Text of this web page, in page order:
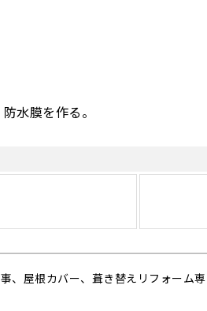
水膜を作る。
、屋根カバー、葺き替えリフォーム